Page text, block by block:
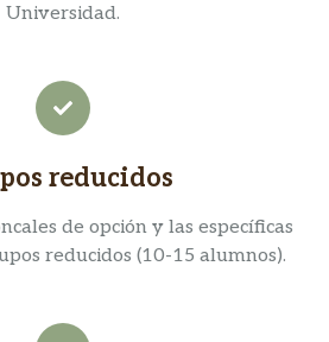
Universidad.
reducidos
de opción y las específicas
reducidos (10-15 alumnos).